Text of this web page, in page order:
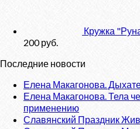
Кружка
200руб.
Последние новости
Елена Макагонова.
Елена Макагонова. Тела
применению
Славянский Праздник